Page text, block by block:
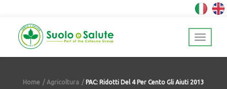
Home Agricoltura PAC: Ridotti Del 4 Per Cento Gli Aiuti 2013